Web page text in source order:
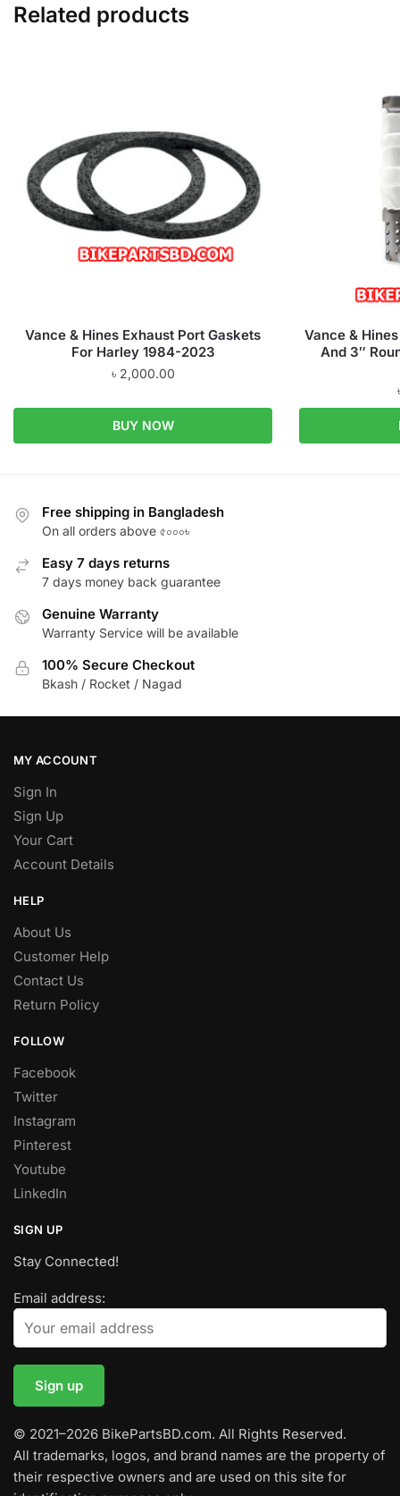
Related products
Vance & Hines Exhaust Port Gaskets
For Harley 1984-2023
৳ 2,000.00
BUY NOW
Vance &
And 3″
Free shipping in Bangladesh
On all orders above ৫০০০৳
Easy 7 days returns
7 days money back guarantee
Genuine Warranty
Warranty Service will be available
100% Secure Checkout
Bkash / Rocket / Nagad
MY ACCOUNT
Sign In
Sign Up
Your Cart
Account Details
HELP
About Us
Customer Help
Contact Us
Return Policy
FOLLOW
Facebook
Twitter
Instagram
Pinterest
Youtube
LinkedIn
SIGN UP
Stay Connected!
Email address:
© 2021–2026 BikePartsBD.com. All Rights Reserved.
All trademarks, logos, and brand names are the property of
their respective owners and are used on this site for